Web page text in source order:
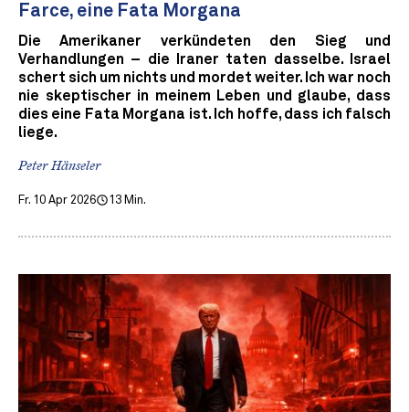
Farce, eine Fata Morgana
Die Amerikaner verkündeten den Sieg und
Verhandlungen – die Iraner taten dasselbe. Israel
schert sich um nichts und mordet weiter. Ich war noch
nie skeptischer in meinem Leben und glaube, dass
dies eine Fata Morgana ist. Ich hoffe, dass ich falsch
liege.
Peter Hänseler
Fr. 10 Apr 2026 13 Min.